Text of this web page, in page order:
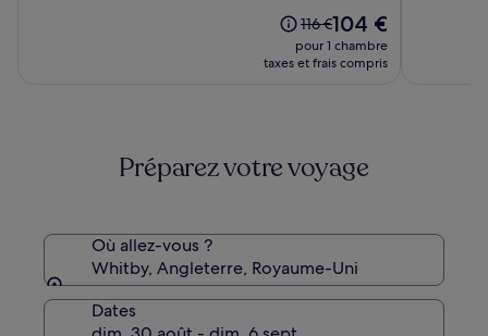
Le
prix
était
d’informations
sur
standard.
116 €Le
nouveau
prix
104 €
pour 1 chambre
taxes et frais compris
Préparez votre voyage
Où allez-vous ?
Whitby, Angleterre, Royaume-Uni
Dates